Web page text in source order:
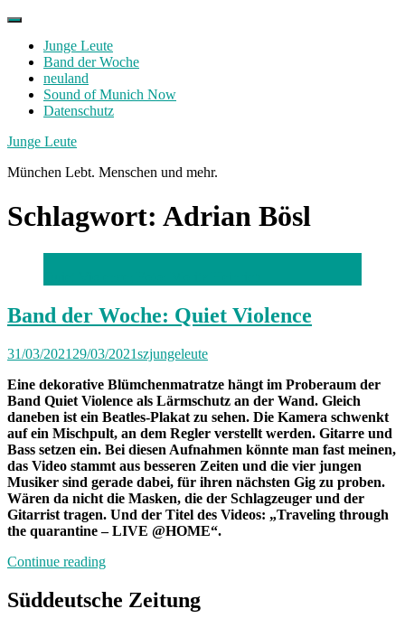
Skip
contentJunge Leute
Band der Woche
neuland
Sound of Munich Now
Datenschutz
Facebook
Twitter
Instagram
Junge Leute
München Lebt. Menschen und mehr.
Schlagwort: Adrian Bösl
Band der Woche: Quiet Violence
31/03/2021 29/03/2021szjungeleute
Eine dekorative Blümchenmatratze hängt im Proberaum der
Band Quiet Violence als Lärmschutz an der Wand. Gleich
daneben ist ein Beatles-Plakat zu sehen. Die Kamera schwenkt
auf ein Mischpult, an dem Regler verstellt werden. Gitarre und
Bass setzen ein. Bei diesen Aufnahmen könnte man fast meinen,
das Video stammt aus besseren Zeiten und die vier jungen
Musiker sind gerade dabei, für ihren nächsten Gig zu proben.
Wären da nicht die Masken, die der Schlagzeuger und der
Gitarrist tragen. Und der Titel des Videos: „Traveling through
the quarantine – LIVE @HOME“.
Continue reading„Band
Woche:
Quiet
Süddeutsche Zeitung